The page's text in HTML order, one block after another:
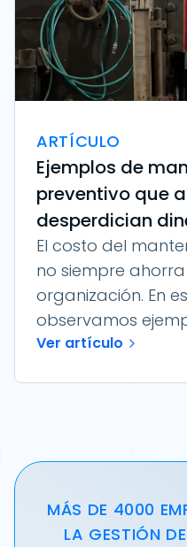
ARTÍCULO
Ejemplos de
preventivo que
desperdician
El costo del
no siempre
organización. En
observamos
Ver artículo
MÁS DE 4000
LA GESTIÓN